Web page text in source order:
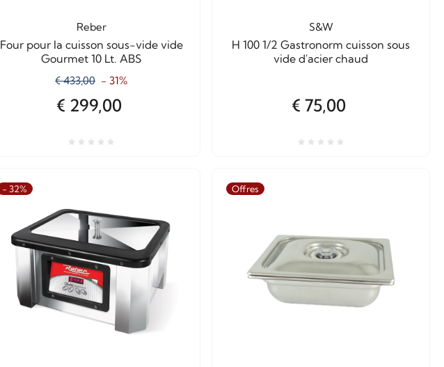
Reber
Four pour la cuisson sous-vide vide
Gourmet 10 Lt. ABS
€ 433,00 - 31%
€ 299,00
S&W
H 100 1/2 Gastronorm cuisson sous
vide d'acier chaud
€ 75,00
- 32% Offres